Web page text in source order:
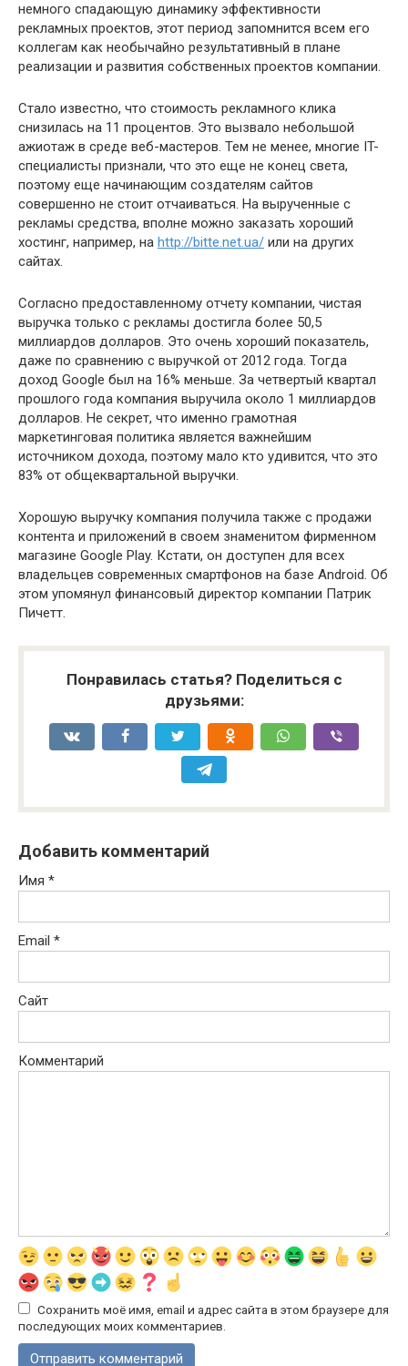
немного спадающую динамику эффективности
рекламных проектов, этот период запомнится всем его
коллегам как необычайно результативный в плане
реализации и развития собственных проектов компании.
Стало известно, что стоимость рекламного клика
снизилась на 11 процентов. Это вызвало небольшой
ажиотаж в среде веб-мастеров. Тем не менее, многие IT-
специалисты признали, что это еще не конец света,
поэтому еще начинающим создателям сайтов
совершенно не стоит отчаиваться. На вырученные с
рекламы средства, вполне можно заказать хороший
хостинг, например, на http://bitte.net.ua/ или на других
сайтах.
Согласно предоставленному отчету компании, чистая
выручка только с рекламы достигла более 50,5
миллиардов долларов. Это очень хороший показатель,
даже по сравнению с выручкой от 2012 года. Тогда
доход Google был на 16% меньше. За четвертый квартал
прошлого года компания выручила около 1 миллиардов
долларов. Не секрет, что именно грамотная
маркетинговая политика является важнейшим
источником дохода, поэтому мало кто удивится, что это
83% от общеквартальной выручки.
Хорошую выручку компания получила также с продажи
контента и приложений в своем знаменитом фирменном
магазине Google Play. Кстати, он доступен для всех
владельцев современных смартфонов на базе Android. Об
этом упомянул финансовый директор компании Патрик
Пичетт.
Понравилась статья? Поделиться с
друзьями:
Добавить комментарий
Имя *
Email *
Сайт
Комментарий
Сохранить моё имя, email и адрес сайта в этом браузере для
последующих моих комментариев.